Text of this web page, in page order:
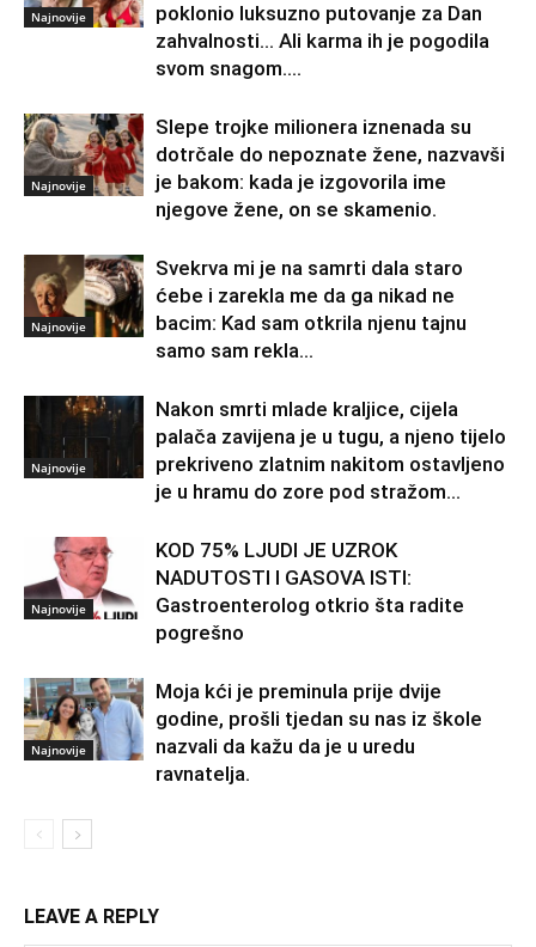
Najnovije
poklonio luksuzno putovanje za Dan
zahvalnosti… Ali karma ih je pogodila
svom snagom....
Najnovije
Slepe trojke milionera iznenada su
dotrčale do nepoznate žene, nazvavši
je bakom: kada je izgovorila ime
njegove žene, on se skamenio.
Najnovije
Svekrva mi je na samrti dala staro
ćebe i zarekla me da ga nikad ne
bacim: Kad sam otkrila njenu tajnu
samo sam rekla...
Najnovije
Nakon smrti mlade kraljice, cijela
palača zavijena je u tugu, a njeno tijelo
prekriveno zlatnim nakitom ostavljeno
je u hramu do zore pod stražom...
Najnovije
KOD 75% LJUDI JE UZROK
NADUTOSTI I GASOVA ISTI:
Gastroenterolog otkrio šta radite
pogrešno
Najnovije
Moja kći je preminula prije dvije
godine, prošli tjedan su nas iz škole
nazvali da kažu da je u uredu
ravnatelja.
LEAVE A REPLY